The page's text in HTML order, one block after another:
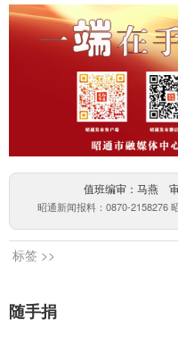
值班编审：马燕
昭通新闻报料：0870-2158276
标签 >>
随手捐